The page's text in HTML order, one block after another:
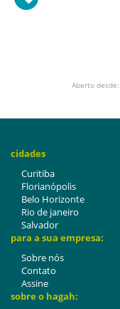
Aberto
cidades
Curitiba
Florianópolis
Belo Horizonte
Rio de janeiro
Salvador
para a sua empresa:
Sobre nós
Contato
Assine
sobre o hagah: